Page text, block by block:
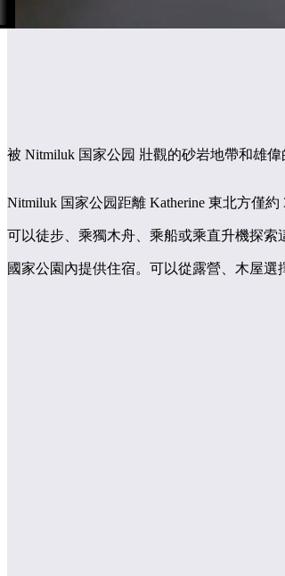
被 Nitmiluk 国家公园 壯觀的砂岩地帶和雄
Nitmiluk 国家公园距離 Katherine 東北方僅
可以徒步、乘獨木舟、乘船或乘直升機探索
國家公園內提供住宿。可以從露營、木屋選